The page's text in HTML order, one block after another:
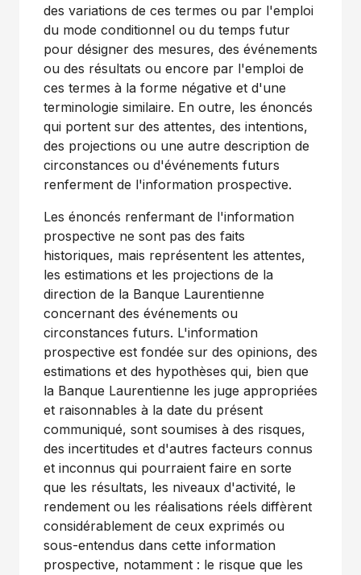
des variations de ces termes ou par l'emploi
du mode conditionnel ou du temps futur
pour désigner des mesures, des événements
ou des résultats ou encore par l'emploi de
ces termes à la forme négative et d'une
terminologie similaire. En outre, les énoncés
qui portent sur des attentes, des intentions,
des projections ou une autre description de
circonstances ou d'événements futurs
renferment de l'information prospective.
Les énoncés renfermant de l'information
prospective ne sont pas des faits
historiques, mais représentent les attentes,
les estimations et les projections de la
direction de la Banque Laurentienne
concernant des événements ou
circonstances futurs. L'information
prospective est fondée sur des opinions, des
estimations et des hypothèses qui, bien que
la Banque Laurentienne les juge appropriées
et raisonnables à la date du présent
communiqué, sont soumises à des risques,
des incertitudes et d'autres facteurs connus
et inconnus qui pourraient faire en sorte
que les résultats, les niveaux d'activité, le
rendement ou les réalisations réels diffèrent
considérablement de ceux exprimés ou
sous-entendus dans cette information
prospective, notamment : le risque que les